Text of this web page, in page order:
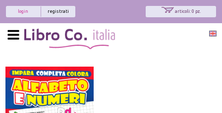
articoli: 0 pz.
registrati
login